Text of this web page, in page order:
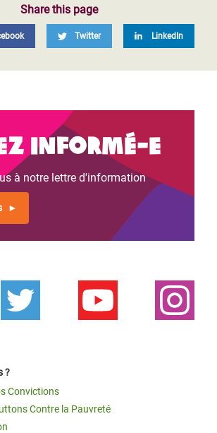
Share this page
Twitter LinkedIn
informé-e
à notre lettre d'information
?
Convictions
Contre la Pauvreté